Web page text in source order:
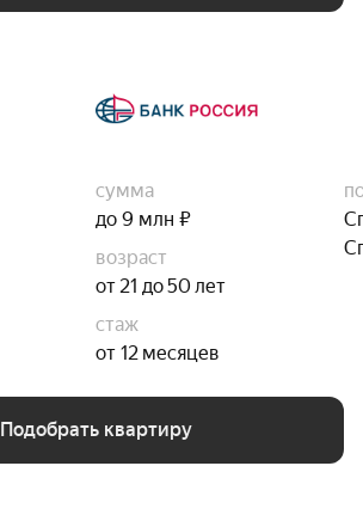
сумма
до 9 млн ₽
возраст
от 21 до 50 лет
стаж
от 12 месяцев
Подобрать квартиру